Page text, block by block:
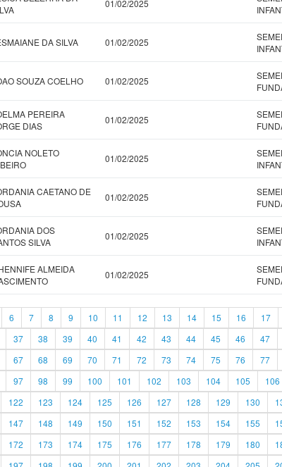
01/02/2025
DA SILVA 01/02/2025
SOUZA COELHO 01/02/2025
PEREIRA
DIAS
01/02/2025
NOLETO
01/02/2025
CAETANO DE
01/02/2025
DOS
SILVA
01/02/2025
ALMEIDA
01/02/2025
6 7 8 9 10 11 12 13 14 15 16 17
37 38 39 40 41 42 43 44 45 46 47
67 68 69 70 71 72 73 74 75 76 77
97 98 99 100 101 102 103 104 105 106
122 123 124 125 126 127 128 129 130
147 148 149 150 151 152 153 154 155
172 173 174 175 176 177 178 179 180